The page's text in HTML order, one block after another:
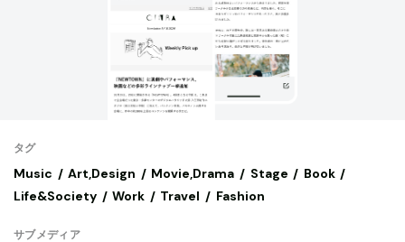
タグ
Music Art,Design Movie,Drama Stage
Book
Life&Society
Work Travel Fashion
サブメディア